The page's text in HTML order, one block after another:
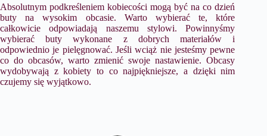
Absolutnym podkreśleniem kobiecości mogą być na co dzień
buty na wysokim obcasie. Warto wybierać te, które
całkowicie odpowiadają naszemu stylowi. Powinnyśmy
wybierać buty wykonane z dobrych materiałów i
odpowiednio je pielęgnować. Jeśli wciąż nie jesteśmy pewne
co do obcasów, warto zmienić swoje nastawienie. Obcasy
wydobywają z kobiety to co najpiękniejsze, a dzięki nim
czujemy się wyjątkowo.